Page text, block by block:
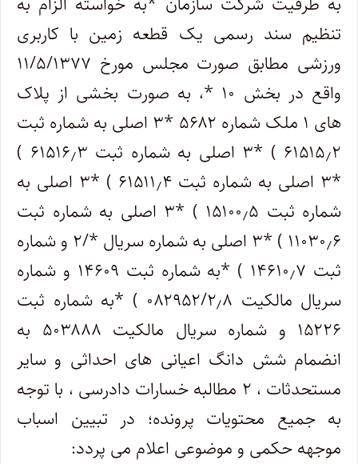
تنظیم سند رسمی یک قطعه زمین با کاربری
ورزشی مطابق صورت مجلس مورخ ۱۱/۵/۱۳۷۷
واقع در بخش ۱۰ *، به صورت بخشی از پلاک
های ۱ ملک شماره ۵۶۸۲ *۳ اصلی به شماره ثبت
۶۱۵۱۵٫۲ ) *۳ اصلی به شماره ثبت ۶۱۵۱۶٫۳ )
*۳ اصلی به شماره ثبت ۶۱۵۱۱٫۴ ) *۳ اصلی به
شماره ثبت ۱۵۱۰۰٫۵ ) *۳ اصلی به شماره ثبت
۱۱۰۳۰٫۶ ) *۳ اصلی به شماره سریال */۲ و شماره
ثبت ۱۴۶۱۰٫۷ ) *به شماره ثبت ۱۴۶۰۹ و شماره
سریال مالکیت ۰۸۲۹۵۲/۲٫۸ ) *به شماره ثبت
۱۵۲۲۶ و شماره سریال مالکیت ۵۰۳۸۸۸ به
انضمام شش دانگ اعیانی های احداثی و سایر
مستحدثات ، ۲ مطالبه خسارات دادرسی ، با توجه
به جمیع محتویات پرونده؛ در تبیین اسباب
موجهه حکمی و موضوعی اعلام می پردد: